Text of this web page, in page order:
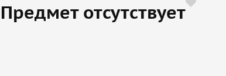
Предмет отсутствует